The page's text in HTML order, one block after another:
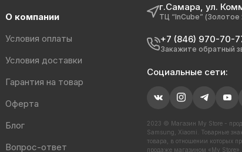
О компании
Условия оплаты
Условия доставки
Гарантия на товар
Оферта
Блог
Вопрос-ответ
г.Самара, ул.
ТЦ “InCube”
+7 (846) 970-70-
Закажите обратный
Социальные сети:
2023 © Магазин My Store -
Samsung, Xiaomi. Товарные
товара, в отношении которых
продаже магазином «My